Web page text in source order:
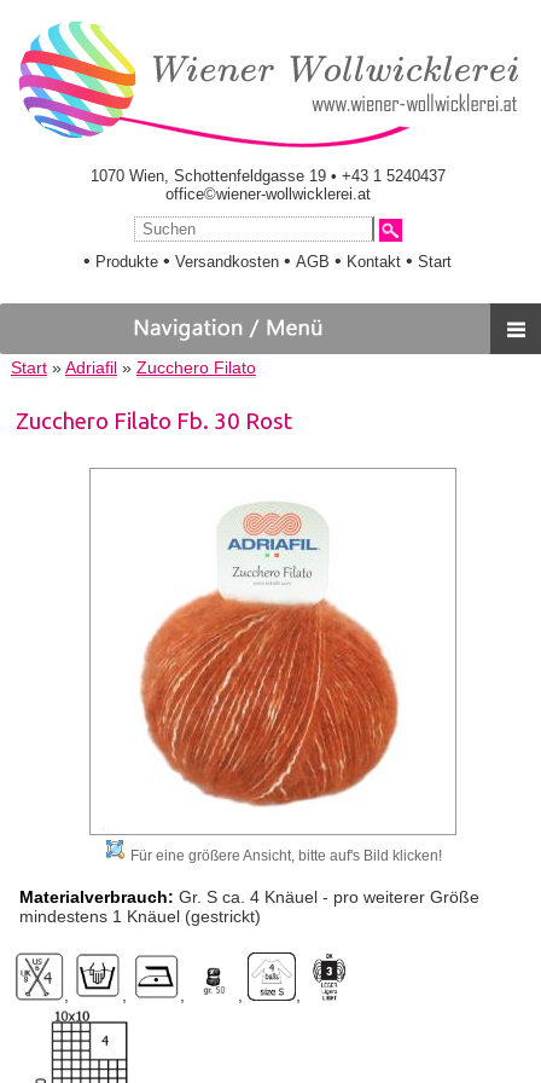
1070 Wien, Schottenfeldgasse 19 • +43 1 5240437
office©wiener-wollwicklerei.at
• Produkte •Versandkosten •AGB • Kontakt •Start
Start» Adriafil » Zucchero Filato
Zucchero Filato Fb. 30 Rost
Für eine größere Ansicht, bitte auf's Bild klicken!
Materialverbrauch: Gr. S ca. 4 Knäuel - pro weiterer Größe
mindestens 1 Knäuel (gestrickt)
,